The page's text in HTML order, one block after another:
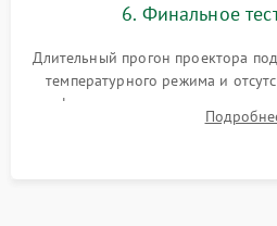
6. Финальное
Длительный прогон проектора
температурного режима и
фокуса, контрастности и
таблицах. Проверка работы